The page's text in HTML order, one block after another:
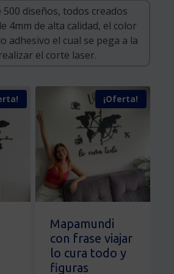
¡Oferta!
Mapamundi
con frase viajar
lo cura todo y
figuras